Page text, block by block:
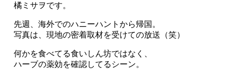
橘ミサヲです。
先週、海外でのハニーハントから帰国。
写真は、現地の密着取材を受けての放送（笑）
何かを食べてる食いしん坊ではなく、
ハーブの薬効を確認してるシーン。